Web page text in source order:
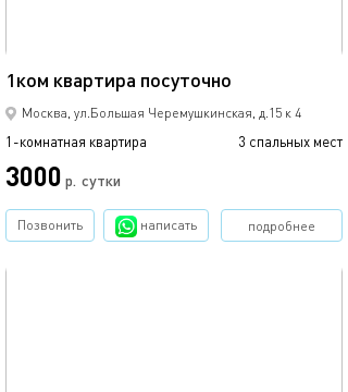
1ком квартира посуточно
Москва, ул.Большая Черемушкинская, д.15 к 4
1-комнатная квартира 3 спальных мест
3000 р. сутки
подробнее
Позвонить написать